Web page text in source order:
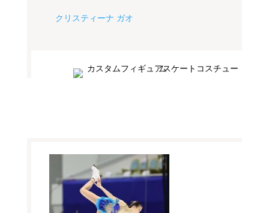
クリスティーナ ガオ